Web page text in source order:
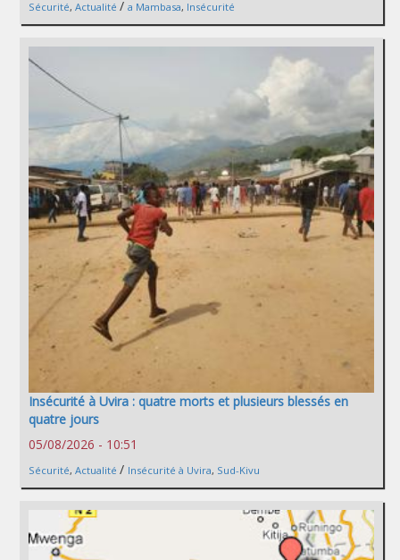
Sécurité, Actualité / a Mambasa, Insécurité
Insécurité à Uvira : quatre morts et plusieurs blessés en
quatre jours
05/08/2026 - 10:51
Sécurité, Actualité / Insécurité à Uvira, Sud-Kivu